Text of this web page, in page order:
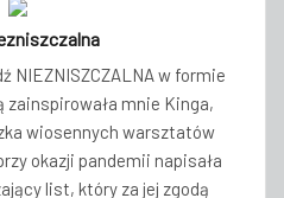
NIEZNISZCZALNA w formie
zainspirowała mnie Kinga,
wiosennych warsztatów
okazji pandemii napisała
list, który za jej zgodą